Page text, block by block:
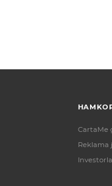
CartaMe
Reklama